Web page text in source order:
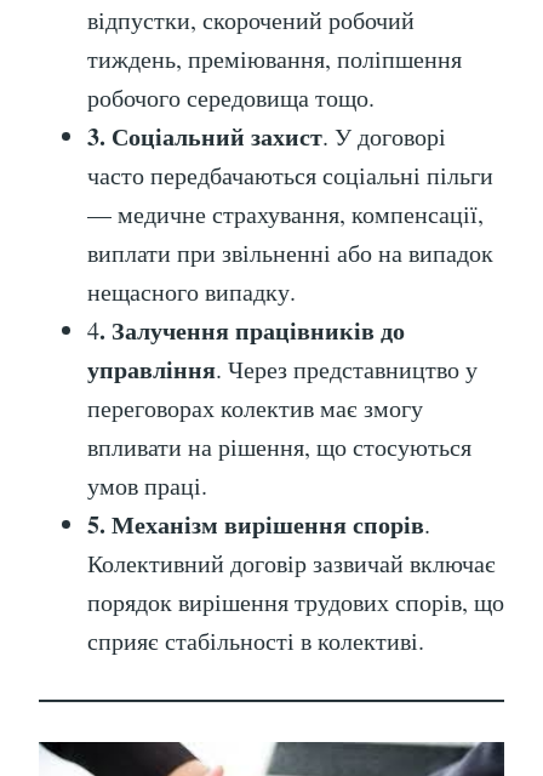
відпустки, скорочений робочий
тиждень, преміювання, поліпшення
робочого середовища тощо.
3. Соціальний захист. У договорі
часто передбачаються соціальні пільги
— медичне страхування, компенсації,
виплати при звільненні або на випадок
нещасного випадку.
4. Залучення працівників до
управління. Через представництво у
переговорах колектив має змогу
впливати на рішення, що стосуються
умов праці.
5. Механізм вирішення спорів.
Колективний договір зазвичай включає
порядок вирішення трудових спорів, що
сприяє стабільності в колективі.